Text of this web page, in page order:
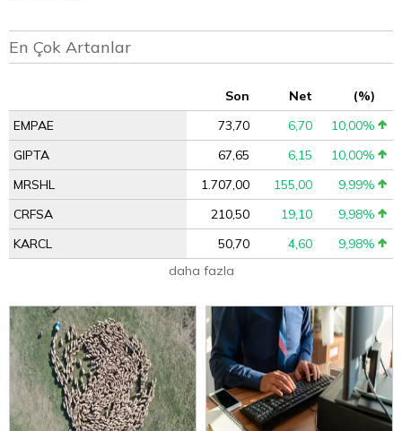
En Çok Artanlar
Son Net
(%)
EMPAE
73,70 6,70
10,00%
GIPTA
67,65 6,15
10,00%
MRSHL
1.707,00 155,00
9,99%
CRFSA
210,50 19,10
9,98%
KARCL
50,70 4,60
9,98%
daha fazla